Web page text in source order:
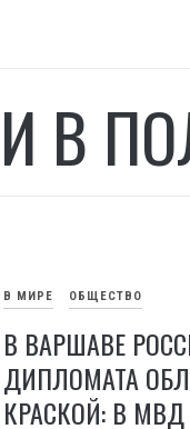
В
В МИРЕ ОБЩЕСТВО
В ВАРШАВЕ
ДИПЛОМАТА
КРАСКОЙ: В